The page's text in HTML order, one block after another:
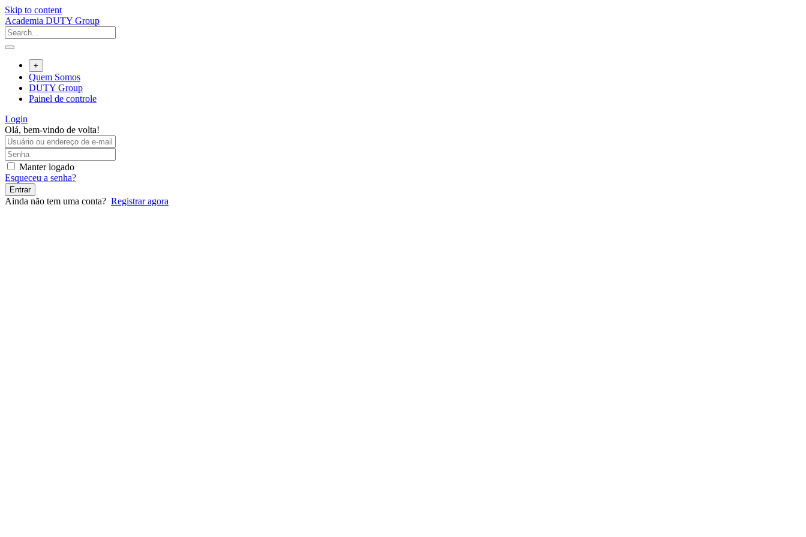
Skip to content
Academia DUTY Group
+
Quem Somos
DUTY Group
Painel de controle
Login
Olá, bem-vindo de volta!
Manter logado
Esqueceu a senha?
Entrar
Ainda não tem uma conta? Registrar agora